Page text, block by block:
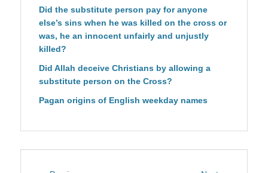
Did the substitute person pay for anyone
else’s sins when he was killed on the cross or
was, he an innocent unfairly and unjustly
killed?
Did Allah deceive Christians by allowing a
substitute person on the Cross?
Pagan origins of English weekday names